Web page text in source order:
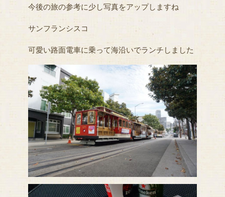
今後の旅の参考に少し写真をアップしますね
サンフランシスコ
可愛い路面電車に乗って海沿いでランチしました